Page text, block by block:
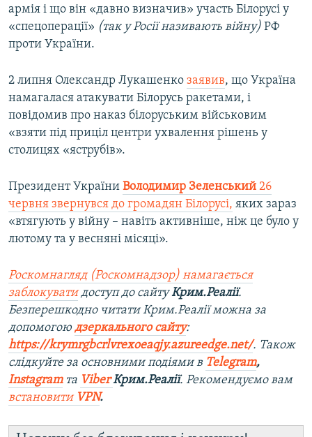
армія і що він «давно визначив» участь Білорусі у
«спецоперації» (так у Росії називають війну) РФ
проти України.
2 липня Олександр Лукашенко заявив, що Україна
намагалася атакувати Білорусь ракетами, і
повідомив про наказ білоруським військовим
«взяти під приціл центри ухвалення рішень у
столицях «яструбів».
Президент України Володимир Зеленський 26
червня звернувся до громадян Білорусі, яких зараз
«втягують у війну – навіть активніше, ніж це було у
лютому та у весняні місяці».
Роскомнагляд (Роскомнадзор) намагається
заблокуватидоступ до сайтуКрим.Реалії.
Безперешкодно читати Крим.Реалії можна за
допомогою дзеркального сайту:
https://krymrgbcrlvrexoeaqjy.azureedge.net/. Також
слідкуйте за основними подіями в Telegram,
Instagramта ViberКрим.Реалії. Рекомендуємо вам
встановити VPN.